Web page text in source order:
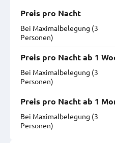
Preis pro Nacht
Bei Maximal­belegung (3
Personen)
Preis pro Nacht ab 1
Bei Maximal­belegung (3
Personen)
Preis pro Nacht ab 1
Bei Maximal­belegung (3
Personen)